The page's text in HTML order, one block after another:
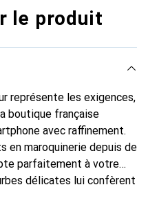
le produit
représente les exigences,
boutique française
avec raffinement.
en maroquinerie depuis de
parfaitement à votre
délicates lui confèrent
Reconnaître